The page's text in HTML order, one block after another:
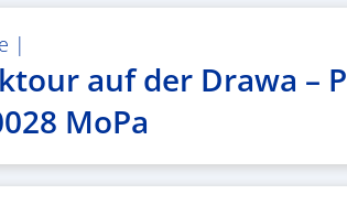
|
auf der Drawa –
MoPa